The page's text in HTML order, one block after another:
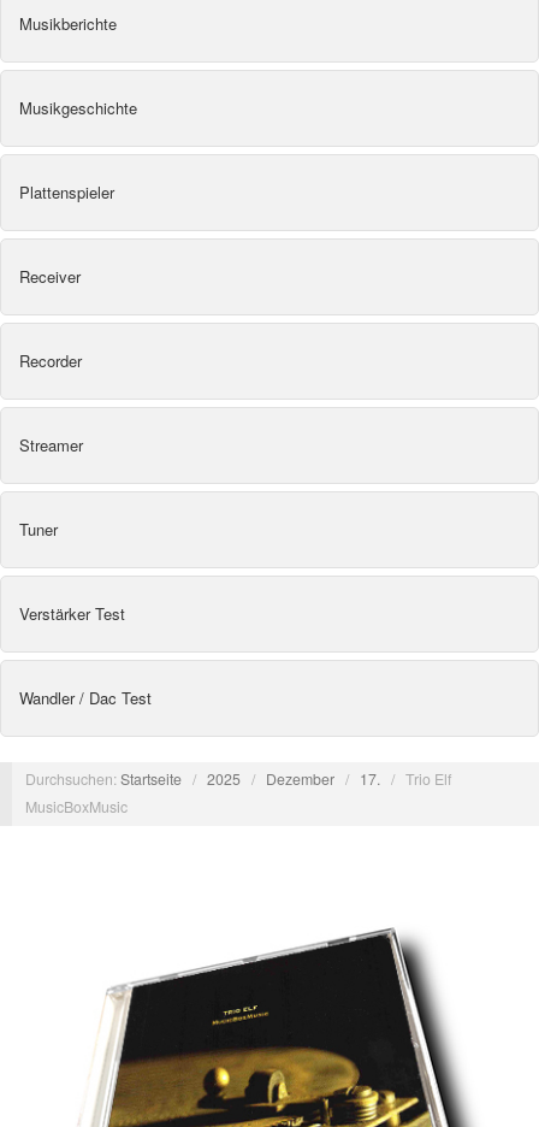
Musikberichte
Musikgeschichte
Plattenspieler
Receiver
Recorder
Streamer
Tuner
Verstärker Test
Wandler / Dac Test
Durchsuchen:Startseite / 2025 / Dezember / 17. / Trio Elf
MusicBoxMusic